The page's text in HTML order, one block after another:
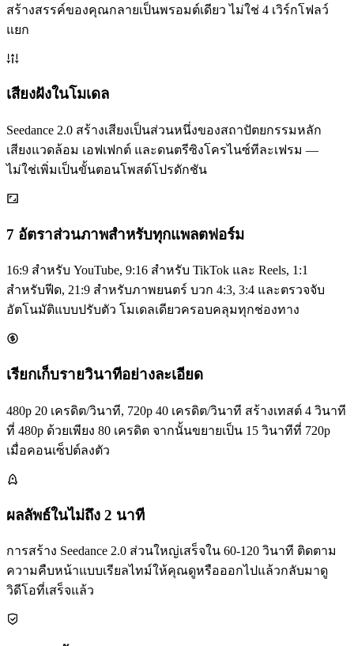
สร้างสรรค์ของคุณกลายเป็นพรอมต์เดียว ไม่ใช่ 4 เวิร์กโฟลว์
แยก
เสียงฝังในโมเดล
Seedance 2.0 สร้างเสียงเป็นส่วนหนึ่งของสถาปัตยกรรมหลัก
เสียงแวดล้อม เอฟเฟกต์ และดนตรีซิงโครไนซ์ทีละเฟรม —
ไม่ใช่เพิ่มเป็นขั้นตอนโพสต์โปรดักชัน
7 อัตราส่วนภาพสำหรับทุกแพลตฟอร์ม
16:9 สำหรับ YouTube, 9:16 สำหรับ TikTok และ Reels, 1:1
สำหรับฟีด, 21:9 สำหรับภาพยนตร์ บวก 4:3, 3:4 และตรวจจับ
อัตโนมัติแบบปรับตัว โมเดลเดียวครอบคลุมทุกช่องทาง
เรียกเก็บรายวินาทีอย่างละเอียด
480p 20 เครดิต/วินาที, 720p 40 เครดิต/วินาที สร้างเทสต์ 4 วินาที
ที่ 480p ด้วยเพียง 80 เครดิต จากนั้นขยายเป็น 15 วินาทีที่ 720p
เมื่อคอนเซ็ปต์ลงตัว
ผลลัพธ์ในไม่ถึง 2 นาที
การสร้าง Seedance 2.0 ส่วนใหญ่เสร็จใน 60-120 วินาที ติดตาม
ความคืบหน้าแบบเรียลไทม์ให้คุณดูหรือออกไปแล้วกลับมาดู
วิดีโอที่เสร็จแล้ว